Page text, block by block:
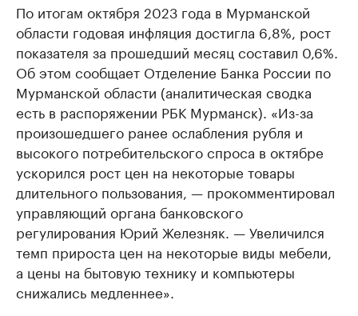
По итогам октября 2023 года в Мурманской
области годовая инфляция достигла 6,8%, рост
показателя за прошедший месяц составил 0,6%.
Об этом сообщает Отделение Банка России по
Мурманской области (аналитическая сводка
есть в распоряжении РБК Мурманск). «Из-за
произошедшего ранее ослабления рубля и
высокого потребительского спроса в октябре
ускорился рост цен на некоторые товары
длительного пользования, — прокомментировал
управляющий органа банковского
регулирования Юрий Железняк. — Увеличился
темп прироста цен на некоторые виды мебели,
а цены на бытовую технику и компьютеры
снижались медленнее».